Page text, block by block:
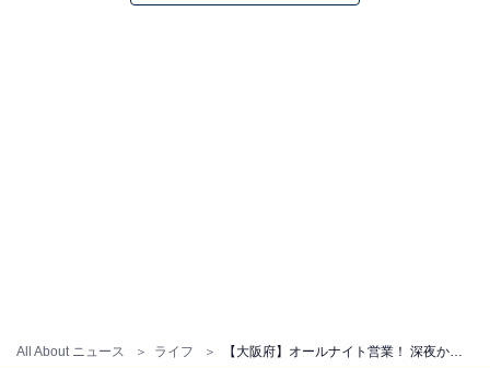
All About ニュース ライフ
低張性・中性・低温泉の単純温泉を露天風呂・マッサー